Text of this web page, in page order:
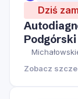
Dziś
Podgórski
Zobacz